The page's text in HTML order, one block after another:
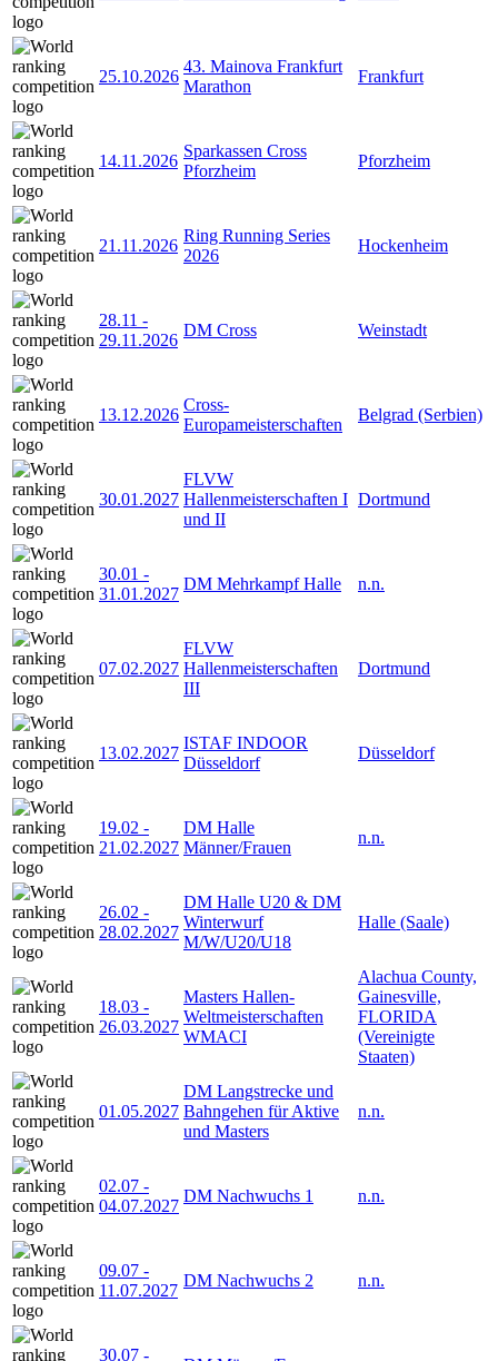
25.10.2026
43. Mainova Frankfurt
Marathon
Frankfurt
14.11.2026
Sparkassen Cross
Pforzheim
Pforzheim
21.11.2026
Ring Running Series
2026
Hockenheim
28.11 -
29.11.2026
DM Cross Weinstadt
13.12.2026
Cross-
Europameisterschaften
Belgrad (Serbien)
30.01.2027
FLVW
Hallenmeisterschaften I
und II
Dortmund
30.01 -
31.01.2027
DM Mehrkampf Halle n.n.
07.02.2027
FLVW
Hallenmeisterschaften
III
Dortmund
13.02.2027
ISTAF INDOOR
Düsseldorf
Düsseldorf
19.02 -
21.02.2027
DM Halle
Männer/Frauen
n.n.
26.02 -
28.02.2027
DM Halle U20 & DM
Winterwurf
M/W/U20/U18
Halle (Saale)
18.03 -
26.03.2027
Masters Hallen-
Weltmeisterschaften
WMACI
Alachua County,
Gainesville,
FLORIDA
(Vereinigte
Staaten)
01.05.2027
DM Langstrecke und
Bahngehen für Aktive
und Masters
n.n.
02.07 -
04.07.2027
DM Nachwuchs 1 n.n.
09.07 -
11.07.2027
DM Nachwuchs 2 n.n.
30.07 -